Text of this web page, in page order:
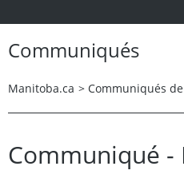
Communiqués
Manitoba.ca > Communiqués
Communiqué -